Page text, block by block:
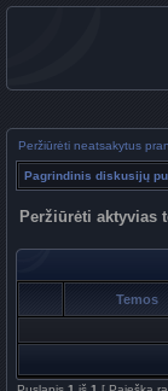
Peržiūrėti neatsakytus
Pagrindinis diskusijų
Peržiūrėti aktyvias
Temos